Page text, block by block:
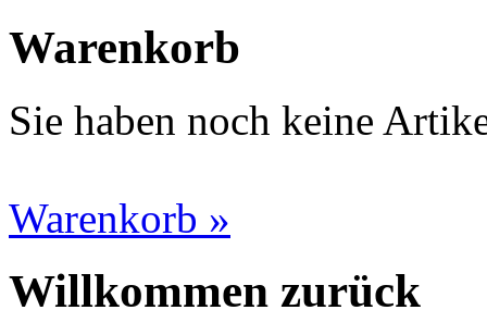
Warenkorb
Sie haben noch keine
Warenkorb »
Willkommen zurück